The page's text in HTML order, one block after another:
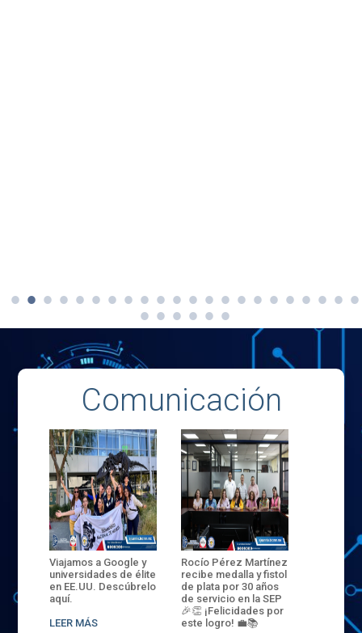
Comunicación
Viajamos a Google y
universidades de élite
en EE.UU. Descúbrelo
aquí.
LEER MÁS
Rocío Pérez Martínez
recibe medalla y fistol
de plata por 30 años
de servicio en la SEP
🎉👏 ¡Felicidades por
este logro! 💼📚
ENECB-
del
batalla.
32